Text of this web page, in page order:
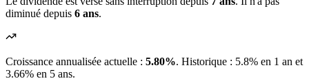
diminué depuis 6 ans.
Croissance annualisée actuelle : 5.80%. Historique : 5.8% en 1 an et
3.66% en 5 ans.